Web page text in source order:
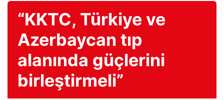
“KKTC, Türkiye ve
Azerbaycan tıp
alanında güçlerini
birleştirmeli”